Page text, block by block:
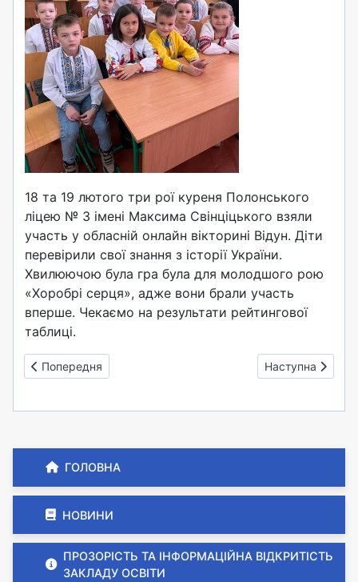
ГОЛОВНА
НОВИНИ
ПРОЗОРІСТЬ ТА ІНФОРМАЦІЙНА ВІДКРИТІСТЬ
ЗАКЛАДУ ОСВІТИ
18 та 19 лютого три рої куреня Полонського
ліцею № 3 імені Максима Свінціцького взяли
участь у обласній онлайн вікторині Відун. Діти
перевірили свої знання з історії України.
Хвилюючою була гра була для молодшого рою
«Хоробрі серця», адже вони брали участь
вперше. Чекаємо на результати рейтингової
таблиці.
Попередня стаття: В єдності - сила, в силі - перемога
Попередня Наступна
Наступна